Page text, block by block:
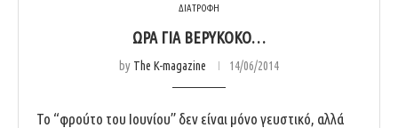
ΔΙΑΤΡΟΦΗ
ΏΡΑ ΓΙΑ ΒΕΡΎΚΟΚΟ…
by The K-magazine 14/06/2014
Το “φρούτο του Ιουνίου” δεν είναι μόνο γευστικό, αλλά